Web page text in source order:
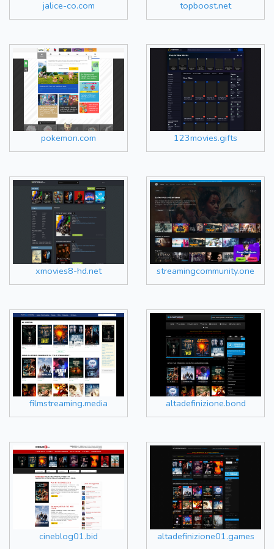
jalice-co.com topboost.net
pokemon.com 123movies.gifts
xmovies8-hd.net streamingcommunity.one
filmstreaming.media altadefinizione.bond
cineblog01.bid altadefinizione01.games